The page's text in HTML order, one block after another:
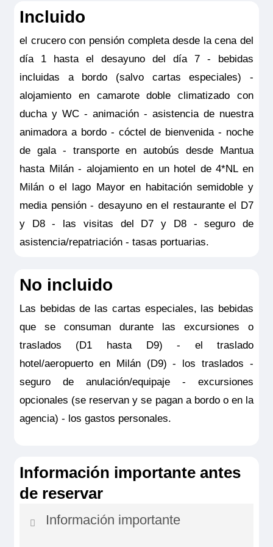
NOTAS:Este seguro opcional sólo es
válido para clientes residentes en España
y deberá ser contratado y pagado en el
momento de la confirmación del viaje. Las
coberturas del seguro son válidas
solamente para los servicios contratados
en la propia agencia donde se emitió el
seguro.
Incluido
el crucero con pensión completa desde la cena del
día 1 hasta el desayuno del día 7 - bebidas
incluidas a bordo (salvo cartas especiales) -
alojamiento en camarote doble climatizado con
ducha y WC - animación - asistencia de nuestra
animadora a bordo - cóctel de bienvenida - noche
de gala - transporte en autobús desde Mantua
hasta Milán - alojamiento en un hotel de 4*NL en
Milán o el lago Mayor en habitación semidoble y
media pensión - desayuno en el restaurante el D7
y D8 - las visitas del D7 y D8 - seguro de
asistencia/repatriación - tasas portuarias.
No incluido
Las bebidas de las cartas especiales, las bebidas
que se consuman durante las excursiones o
traslados (D1 hasta D9) - el traslado
hotel/aeropuerto en Milán (D9) - los traslados -
seguro de anulación/equipaje - excursiones
opcionales (se reservan y se pagan a bordo o en la
agencia) - los gastos personales.
Información importante antes
de reservar
Información importante